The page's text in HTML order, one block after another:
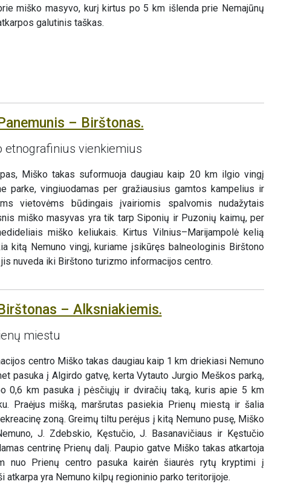
miško masyvo, kurį kirtus po 5 km išlenda prie Nemajūnų
galutinis taškas.
– Birštonas.
etnografinius vienkiemius
Miško takas suformuoja daugiau kaip 20 km ilgio vingį
parke, vingiuodamas per gražiausius gamtos kampelius ir
vietovėms būdingais įvairiomis spalvomis nudažytais
miško masyvas yra tik tarp Siponių ir Puzonių kaimų, per
miško keliukais. Kirtus Vilnius–Marijampolė kelią
kitą Nemuno vingį, kuriame įsikūręs balneologinis Birštono
nuveda iki Birštono turizmo informacijos centro.
– Alksniakiemis.
miestu
centro Miško takas daugiau kaip 1 km driekiasi Nemuno
pasuka į Algirdo gatvę, kerta Vytauto Jurgio Meškos parką,
0,6 km pasuka į pėsčiųjų ir dviračių taką, kuris apie 5 km
Praėjus mišką, maršrutas pasiekia Prienų miestą ir šalia
zoną. Greimų tiltu perėjus į kitą Nemuno pusę, Miško
J. Zdebskio, Kęstučio, J. Basanavičiaus ir Kęstučio
centrinę Prienų dalį. Paupio gatve Miško takas atkartoja
nuo Prienų centro pasuka kairėn šiaurės rytų kryptimi į
atkarpa yra Nemuno kilpų regioninio parko teritorijoje.